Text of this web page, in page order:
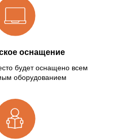
оснащение
будет оснащено всем
оборудованием